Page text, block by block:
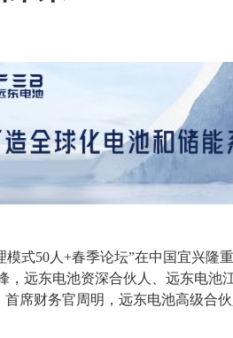
模式50人+春季论坛”在中国宜兴
远东电池资深合伙人、远东电
席财务官周明，远东电池高级合